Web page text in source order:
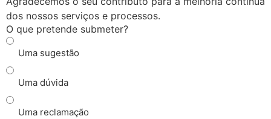
dos nossos serviços e processos.
O que pretende submeter?
Uma sugestão
Uma dúvida
Uma reclamação